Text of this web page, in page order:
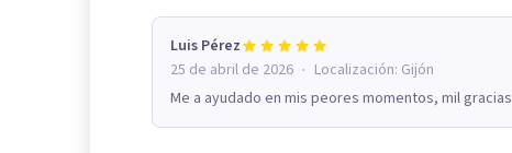
Luis Pérez
25 de abril de 2026 · Localización: Gijón
Me a ayudado en mis peores momentos, mil gracias